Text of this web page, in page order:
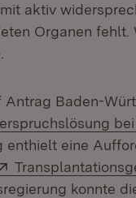
aktiv
Organen fehlt.
Baden-
enthielt eine
Extern:
konnte